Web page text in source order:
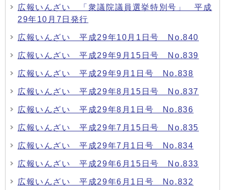
広報いんざい 「衆議院議員選挙特別号」 平成
29年10月7日発行
広報いんざい 平成29年10月1日号 No.840
広報いんざい 平成29年9月15日号 No.839
広報いんざい 平成29年9月1日号 No.838
広報いんざい 平成29年8月15日号 No.837
広報いんざい 平成29年8月1日号 No.836
広報いんざい 平成29年7月15日号 No.835
広報いんざい 平成29年7月1日号 No.834
広報いんざい 平成29年6月15日号 No.833
広報いんざい 平成29年6月1日号 No.832